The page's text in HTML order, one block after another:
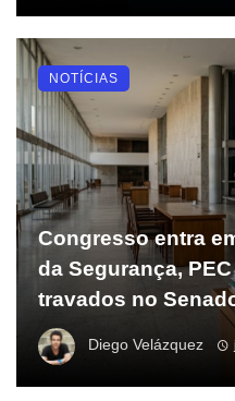
Congresso entra
da Segurança,
travados no
Diego Velázquez
NOTÍCIAS